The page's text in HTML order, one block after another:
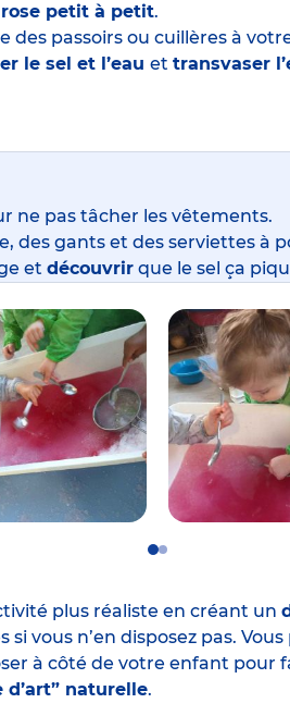
petit à petit.
des passoirs ou cuillères à
le sel et l’eau et transvaser
ne pas tâcher les vêtements.
des gants et des serviettes à
et découvrir que le sel ça
Go
1
Go
2
plus réaliste en créant un
si vous n’en disposez pas.
à côté de votre enfant pour
naturelle.